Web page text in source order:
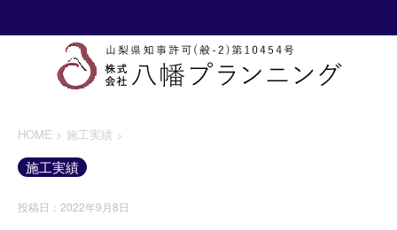
HOME > 施工実績 >
施工実績
投稿日：2022年9月8日